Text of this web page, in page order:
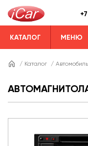
КАТАЛОГ МЕНЮ
/ Каталог /
АВТОМАГНИТОЛА